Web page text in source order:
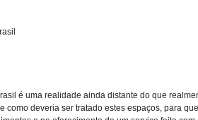
é uma realidade ainda distante do que
como deveria ser tratado estes espaços, para